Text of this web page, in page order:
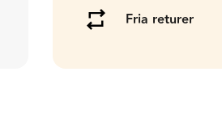
Fria returer